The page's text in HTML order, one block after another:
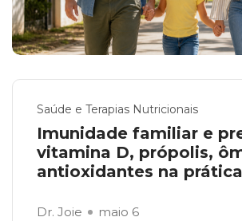
Saúde e Terapias Nutricionais
Imunidade familiar e
vitamina D, própolis,
antioxidantes na
Dr. Joie
maio 6